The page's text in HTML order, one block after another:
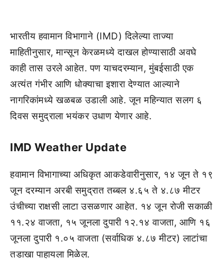
भारतीय हवामान विभागाने (IMD) दिलेल्या ताज्या
माहितीनुसार, मान्सून केरळमध्ये दाखल होण्यासाठी अवघे
काही तास उरले आहेत. पण याचदरम्यान, मुंबईसाठी एक
अत्यंत गंभीर आणि धोक्याचा इशारा देण्यात आल्याने
नागरिकांमध्ये खळबळ उडाली आहे. जून महिन्यात सलग ६
दिवस समुद्राला भयंकर उधाण येणार आहे.
IMD Weather Update
हवामान विभागाच्या अधिकृत आकडेवारीनुसार, १४ जून ते १९
जून दरम्यान अरबी समुद्रात तब्बल ४.६५ ते ४.८७ मीटर
उंचीच्या राक्षसी लाटा उसळणार आहेत. १४ जून रोजी सकाळी
११.२४ वाजता, १५ जूनला दुपारी १२.१४ वाजता, आणि १६
जूनला दुपारी १.०५ वाजता (सर्वाधिक ४.८७ मीटर) लाटांचा
तडाखा पाहायला मिळेल.